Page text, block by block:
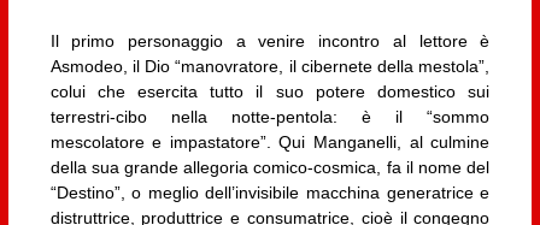
Il primo personaggio a venire incontro al lettore è
Asmodeo, il Dio “manovratore, il cibernete della mestola”,
colui che esercita tutto il suo potere domestico sui
terrestri-cibo nella notte-pentola: è il “sommo
mescolatore e impastatore”. Qui Manganelli, al culmine
della sua grande allegoria comico-cosmica, fa il nome del
“Destino”, o meglio dell’invisibile macchina generatrice e
distruttrice, produttrice e consumatrice, cioè il congegno